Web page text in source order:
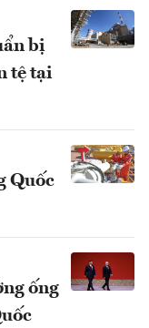
bị
tệ tại
Quốc
ống